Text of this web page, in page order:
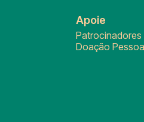
Apoie
Patrocinadores
Doação